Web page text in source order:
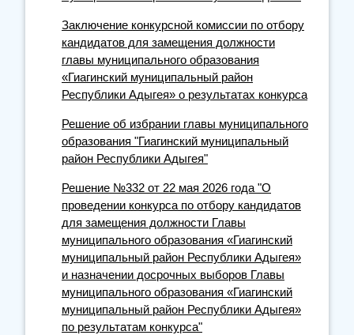
Заключение конкурсной комиссии по отбору
кандидатов для замещения должности
главы муниципального образования
«Гиагинский муниципальный район
Республики Адыгея» о результатах конкурса
Решение об избрании главы муниципального
образования "Гиагинский муниципальный
район Республики Адыгея"
Решение №332 от 22 мая 2026 года "О
проведении конкурса по отбору кандидатов
для замещения должности Главы
муниципального образования «Гиагинский
муниципальный район Республики Адыгея»
и назначении досрочных выборов Главы
муниципального образования «Гиагинский
муниципальный район Республики Адыгея»
по результатам конкурса"